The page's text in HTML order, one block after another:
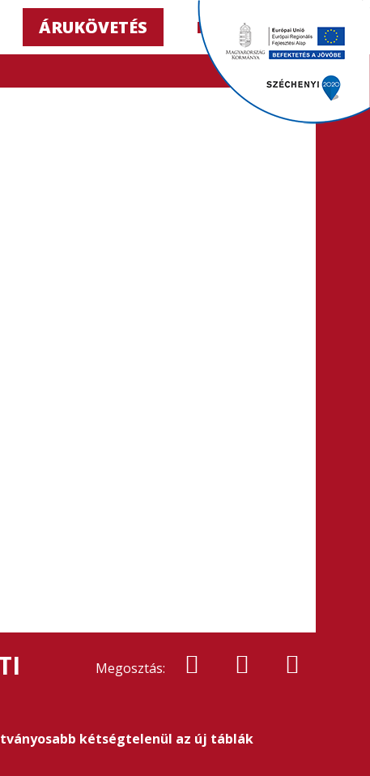
ÁRUKÖVETÉS HU ▼
Megosztás:
kétségtelenül az új táblák